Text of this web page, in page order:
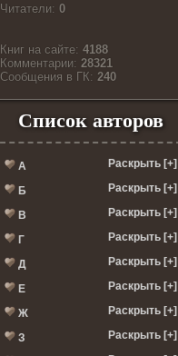
Читатели: 0
Книг на сайте: 4188
Комментарии: 28321
Cообщения в ГК: 240
Список авторов
А Раскрыть [+]
Б Раскрыть [+]
В Раскрыть [+]
Г Раскрыть [+]
Д Раскрыть [+]
Е Раскрыть [+]
Ж Раскрыть [+]
З Раскрыть [+]